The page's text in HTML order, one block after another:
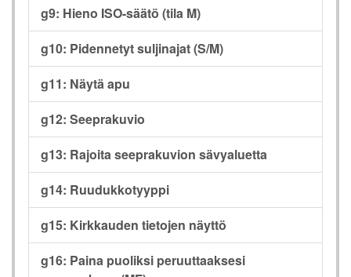
g9: Hieno ISO-säätö (tila M)
g10: Pidennetyt suljinajat (S/M)
g11: Näytä apu
g12: Seeprakuvio
g13: Rajoita seeprakuvion sävyaluetta
g14: Ruudukkotyyppi
g15: Kirkkauden tietojen näyttö
g16: Paina puoliksi peruuttaaksesi